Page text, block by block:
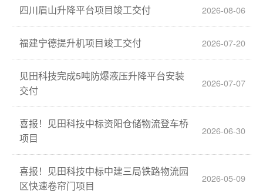
四川眉山升降平台项目竣工交付 2026-08-06
福建宁德提升机项目竣工交付 2026-07-20
见田科技完成5吨防爆液压升降平台安装
交付
2026-07-07
喜报！见田科技中标资阳仓储物流登车桥
项目
2026-06-30
喜报！见田科技中标中建三局铁路物流园
区快速卷帘门项目
2026-05-09